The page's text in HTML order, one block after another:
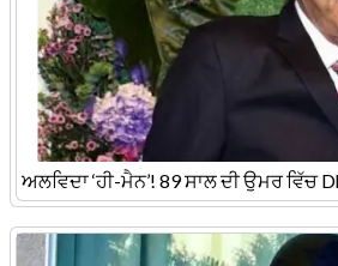
ਅਲਵਿਦਾ ‘ਹੀ-ਮੈਨ’! 89 ਸਾਲ ਦੀ ਉਮਰ ਵਿੱਚ